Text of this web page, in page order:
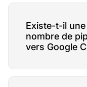
Existe-t-il
nombre de
vers Google